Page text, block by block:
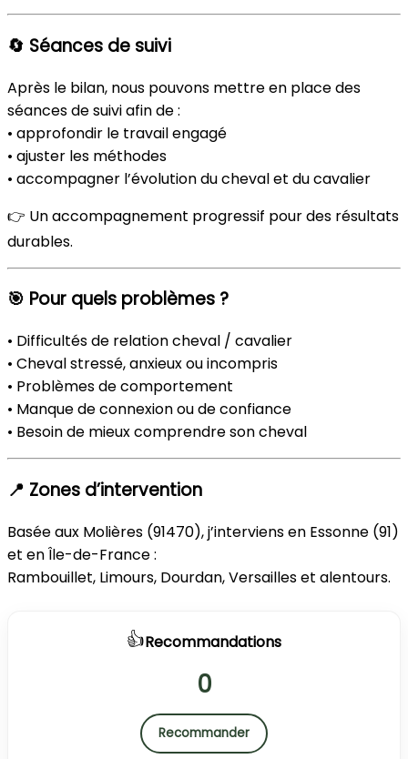
🔄 Séances de suivi
Après le bilan, nous pouvons mettre en place des
séances de suivi afin de :
• approfondir le travail engagé
• ajuster les méthodes
• accompagner l’évolution du cheval et du cavalier
👉 Un accompagnement progressif pour des résultats
durables.
🎯 Pour quels problèmes ?
• Difficultés de relation cheval / cavalier
• Cheval stressé, anxieux ou incompris
• Problèmes de comportement
• Manque de connexion ou de confiance
• Besoin de mieux comprendre son cheval
📍 Zones d’intervention
Basée aux Molières (91470), j’interviens en Essonne (91)
et en Île-de-France :
Rambouillet, Limours, Dourdan, Versailles et alentours.
👍Recommandations
0
Recommander